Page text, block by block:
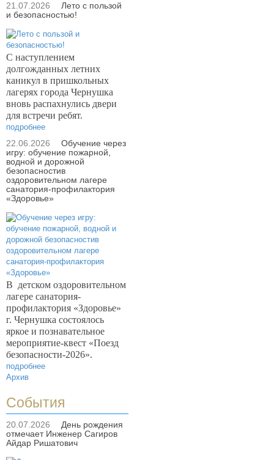
21.07.2026
Лето с пользой
и безопасностью!
С наступлением
долгожданных летних
каникул в пришкольных
лагерях города Чернушка
вновь распахнулись двери
для встречи ребят.
подробнее
22.06.2026
Обучение через
игру: обучение пожарной,
водной и дорожной
безопасностив
оздоровительном лагере
санатория-профилактория
«Здоровье»
В детском оздоровительном
лагере санатория-
профилактория «Здоровье»
г. Чернушка состоялось
яркое и познавательное
мероприятие-квест «Поезд
безопасности-2026».
подробнее
Архив
События
20.07.2026
День рождения
отмечает Инженер Сагиров
Айдар Ришатович